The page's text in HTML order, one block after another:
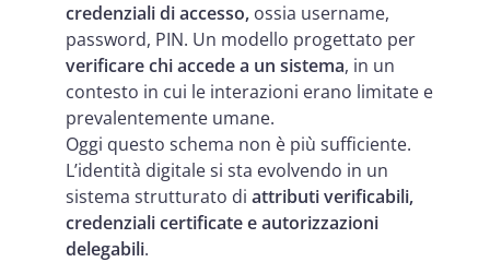
credenziali di accesso, ossia username,
password, PIN. Un modello progettato per
verificare chi accede a un sistema, in un
contesto in cui le interazioni erano limitate e
prevalentemente umane.
Oggi questo schema non è più sufficiente.
L’identità digitale si sta evolvendo in un
sistema strutturato di attributi verificabili,
credenziali certificate e autorizzazioni
delegabili.